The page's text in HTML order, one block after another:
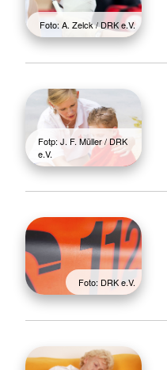
Foto: A. Zelck / DRK e.V.
Fotp: J. F. Müller / DRK
e.V.
Foto: DRK e.V.